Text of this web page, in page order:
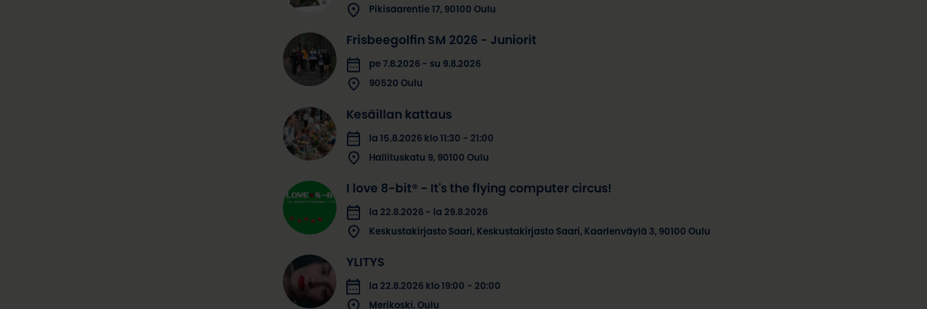
Pikisaarentie 17, 90100 Oulu
Frisbeegolfin SM 2026 - Juniorit
pe 7.8.2026 - su 9.8.2026
90520 Oulu
Kesäillan kattaus
la 15.8.2026 klo 11:30 - 21:00
Hallituskatu 9, 90100 Oulu
I love 8-bit® - It's the flying computer circus!
la 22.8.2026 - la 29.8.2026
Keskustakirjasto Saari, Keskustakirjasto Saari, Kaarlenväylä 3, 90100 Oulu
YLITYS
la 22.8.2026 klo 19:00 - 20:00
Merikoski, Oulu